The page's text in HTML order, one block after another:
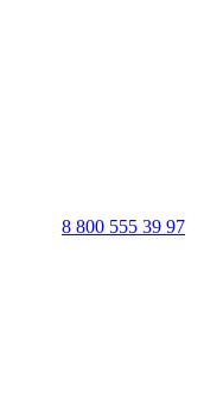
8 800 555 39 97